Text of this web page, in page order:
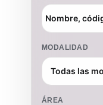
MODALIDAD
ÁREA